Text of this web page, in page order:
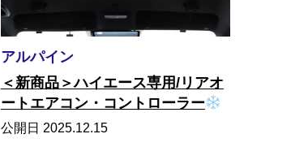
アルパイン
＜新商品＞ハイエース専用/リアオ
ートエアコン・コントローラー
公開日 2025.12.15